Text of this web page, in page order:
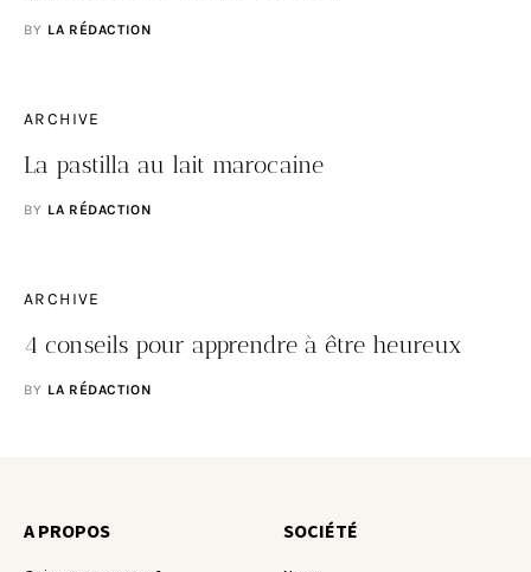
BY LA RÉDACTION
ARCHIVE
La pastilla au lait marocaine
BY LA RÉDACTION
ARCHIVE
4 conseils pour apprendre à être heureux
BY LA RÉDACTION
A PROPOS SOCIÉTÉ